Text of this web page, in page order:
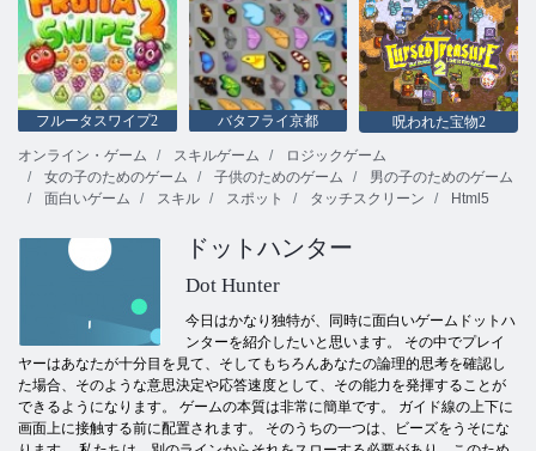
フルータスワイプ2 バタフライ京都
呪われた宝物2
オンライン・ゲーム
スキルゲーム
ロジックゲーム
女の子のためのゲーム
子供のためのゲーム
男の子のためのゲーム
面白いゲーム
スキル スポット タッチスクリーン Html5
ドットハンター
Dot Hunter
今日はかなり独特が、同時に面白いゲームドットハ
ンターを紹介したいと思います。 その中でプレイ
ヤーはあなたが十分目を見て、そしてもちろんあなたの論理的思考を確認し
た場合、そのような意思決定や応答速度として、その能力を発揮することが
できるようになります。 ゲームの本質は非常に簡単です。 ガイド線の上下に
画面上に接触する前に配置されます。 そのうちの一つは、ビーズをうそにな